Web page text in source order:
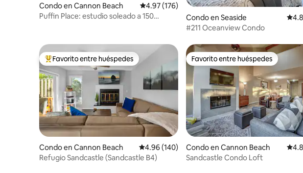
Condo en Cannon Beach Calificación promedio: 4.97 de 5, 176 reseñas
4.97 (176)
Puffin Place: estudio soleado a 150
Condo en Seaside
#211 Oceanview Condo
Favorito entre huéspedes preferido
Favorito entre huéspedes
Condo en Cannon Beach Calificación promedio: 4.96 de 5, 140 reseñas
4.96 (140)
Refugio Sandcastle (Sandcastle B4)
Favorito entre huéspedes
Favorito entre huéspedes
Condo en Cannon Beach
Sandcastle Condo Loft